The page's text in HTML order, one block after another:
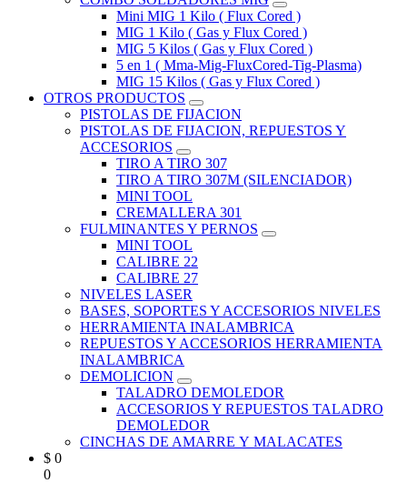
Mini MIG 1 Kilo ( Flux Cored )
MIG 1 Kilo ( Gas y Flux Cored )
MIG 5 Kilos ( Gas y Flux Cored )
5 en 1 ( Mma-Mig-FluxCored-Tig-Plasma)
MIG 15 Kilos ( Gas y Flux Cored )
OTROS PRODUCTOS
PISTOLAS DE FIJACION
PISTOLAS DE FIJACION, REPUESTOS Y
ACCESORIOS
TIRO A TIRO 307
TIRO A TIRO 307M (SILENCIADOR)
MINI TOOL
CREMALLERA 301
FULMINANTES Y PERNOS
MINI TOOL
CALIBRE 22
CALIBRE 27
NIVELES LASER
BASES, SOPORTES Y ACCESORIOS NIVELES
HERRAMIENTA INALAMBRICA
REPUESTOS Y ACCESORIOS HERRAMIENTA
INALAMBRICA
DEMOLICION
TALADRO DEMOLEDOR
ACCESORIOS Y REPUESTOS TALADRO
DEMOLEDOR
CINCHAS DE AMARRE Y MALACATES
$ 0
0